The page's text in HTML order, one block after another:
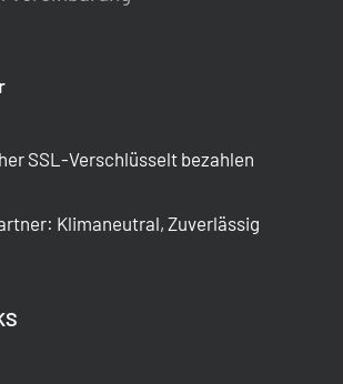
SSL-Verschlüsselt bezahlen
Klimaneutral, Zuverlässig